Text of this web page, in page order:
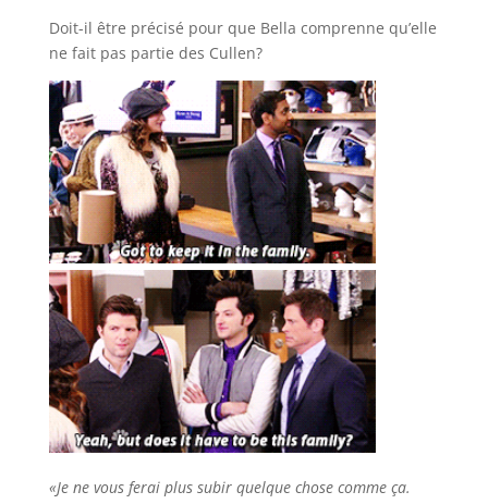
Doit-il être précisé pour que Bella comprenne qu’elle
ne fait pas partie des Cullen?
«Je ne vous ferai plus subir quelque chose comme ça.